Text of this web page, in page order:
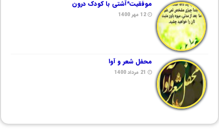
موفقیت*آشتی با کودک درون
12 مهر 1400
محفل شعر و آوا
21 مرداد 1400